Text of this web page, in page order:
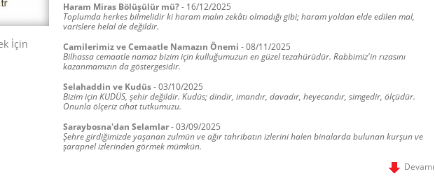
İçin
Haram Miras Bölüşülür mü?- 16/12/2025
Toplumda herkes bilmelidir ki haram malın zekâtı olmadığı gibi; haram yoldan elde edilen mal,
varislere helal de değildir.
Camilerimiz ve Cemaatle Namazın Önemi -08/11/2025
Bilhassa cemaatle namaz bizim için kulluğumuzun en güzel tezahürüdür. Rabbimiz'in rızasını
kazanmamızın da göstergesidir.
Selahaddin ve Kudüs-03/10/2025
Bizim için KUDÜS, şehir değildir. Kudüs; dindir, imandır, davadır, heyecandır, simgedir, ölçüdür.
Onunla ölçeriz cihat tutkumuzu.
Saraybosna'dan Selamlar-03/09/2025
Şehre girdiğimizde yaşanan zulmün ve ağır tahribatın izlerini halen binalarda bulunan kurşun ve
şarapnel izlerinden görmek mümkün.
Devamı